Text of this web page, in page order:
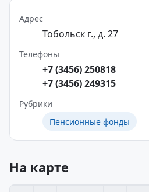
Адрес
Тобольск г., д. 27
Телефоны
+7 (3456) 250818
+7 (3456) 249315
Рубрики
Пенсионные фонды
На карте